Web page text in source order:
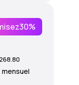
30%